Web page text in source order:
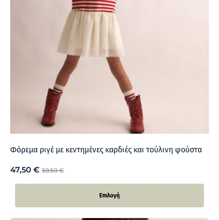
Φόρεμα ριγέ με κεντημένες καρδιές και τούλινη φούστα
59,50€
47,50 €
Επιλογή